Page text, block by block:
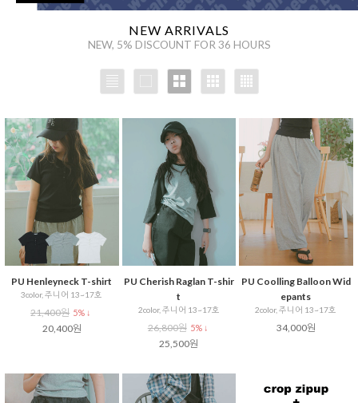
NEW ARRIVALS
NEW, 5% DISCOUNT FOR 36 HOURS
PU Henleyneck T-shirt
3color, 주니어 13~17호
21,400원 5% ↓
20,400원
PU Cherish Raglan T-shir
t
2color, 주니어 13~17호
26,800원 5% ↓
25,500원
PU Coolling Balloon Wid
epants
2color, 주니어 13~17호
34,000원